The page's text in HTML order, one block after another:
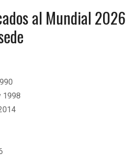
al Mundial 2026
1998